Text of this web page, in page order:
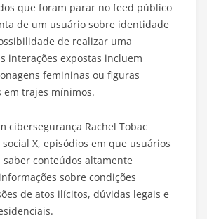
que foram parar no feed público
de um usuário sobre identidade
de realizar uma
interações expostas incluem
femininas ou figuras
em trajes mínimos.
cibersegurança Rachel Tobac
X, episódios em que usuários
conteúdos altamente
sobre condições
de atos ilícitos, dúvidas legais e